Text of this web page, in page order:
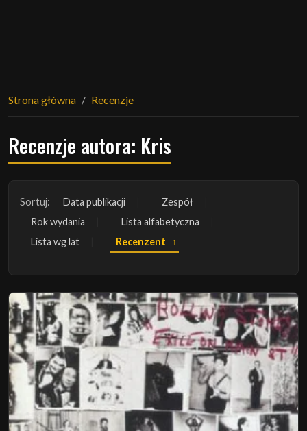
Strona główna Recenzje
Recenzje autora: Kris
Sortuj: Data publikacji
Zespół
Rok wydania
Lista alfabetyczna
Lista wg lat
Recenzent